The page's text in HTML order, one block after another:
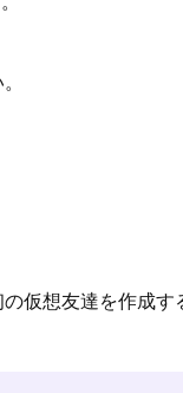
仮想友達を作成す